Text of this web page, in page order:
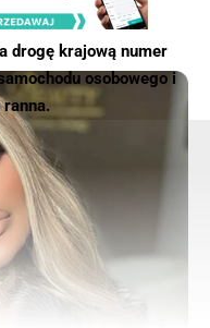
drogę krajową numer
osobowego i
ranna.